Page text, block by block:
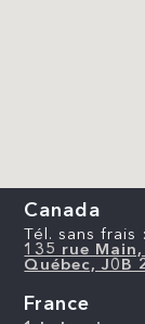
Canada
Tél. sans frais :
135 rue
Québec, J0B
France